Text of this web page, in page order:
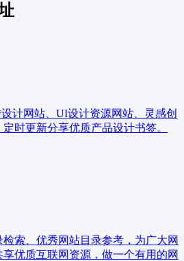
计网站、UI设计资源网站、灵感创
时更新分享优质产品设计书签。
索、优秀网站目录参考，为广大网
优质互联网资源，做一个有用的网